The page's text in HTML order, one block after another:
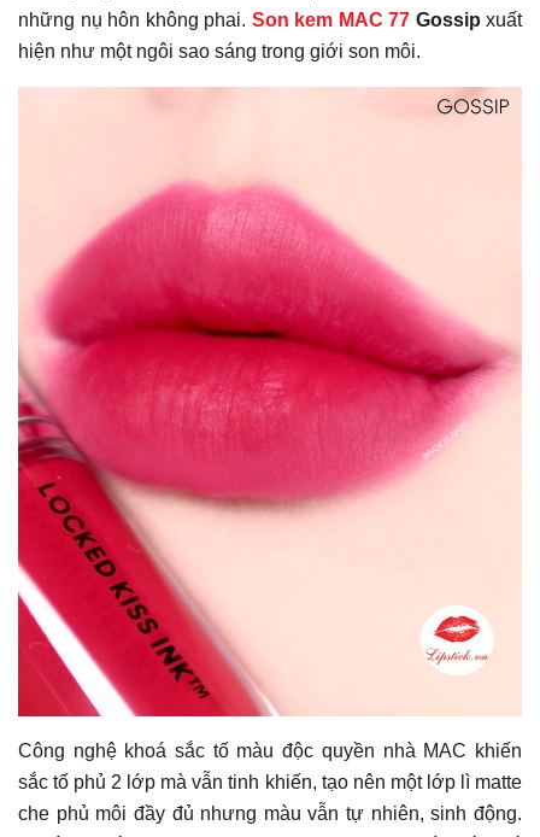
những nụ hôn không phai. Son kem MAC 77 Gossip xuất
hiện như một ngôi sao sáng trong giới son môi.
Công nghệ khoá sắc tố màu độc quyền nhà MAC khiến
sắc tố phủ 2 lớp mà vẫn tinh khiến, tạo nên một lớp lì matte
che phủ môi đầy đủ nhưng màu vẫn tự nhiên, sinh động.